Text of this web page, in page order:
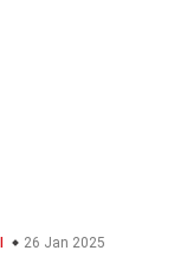
26 Jan 2025